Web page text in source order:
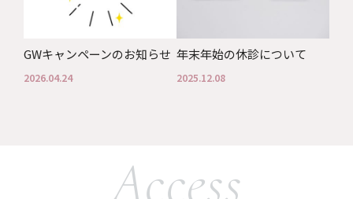
GWキャンペーンのお知らせ
2026.04.24
年末年始の休診について
2025.12.08
Access